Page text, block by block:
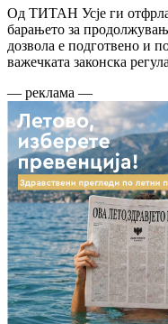
Од ТИТАН Усје ги
барањето за
дозвола е подготвено и
важечката законска
— реклама —